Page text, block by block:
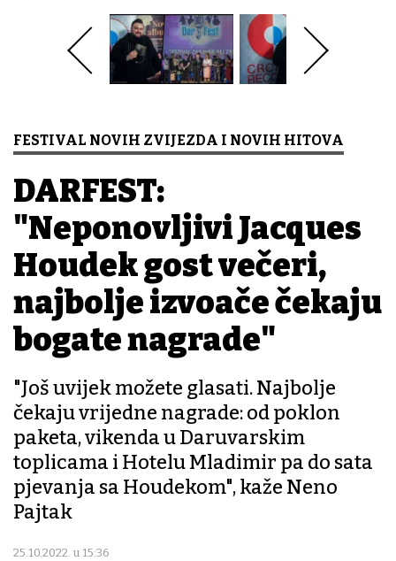
FESTIVAL NOVIH ZVIJEZDA I NOVIH HITOVA
DARFEST:
"Neponovljivi Jacques
Houdek gost večeri,
najbolje izvođače čekaju
bogate nagrade"
"Još uvijek možete glasati. Najbolje
čekaju vrijedne nagrade: od poklon
paketa, vikenda u Daruvarskim
toplicama i Hotelu Mladimir pa do sata
pjevanja sa Houdekom", kaže Neno
Pajtak
25.10.2022. u 15:36